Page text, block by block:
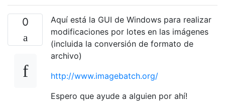
0
Aquí está la GUI de Windows para realizar
modificaciones por lotes en las imágenes
(incluida la conversión de formato de
archivo)
http://www.imagebatch.org/
Espero que ayude a alguien por ahí!